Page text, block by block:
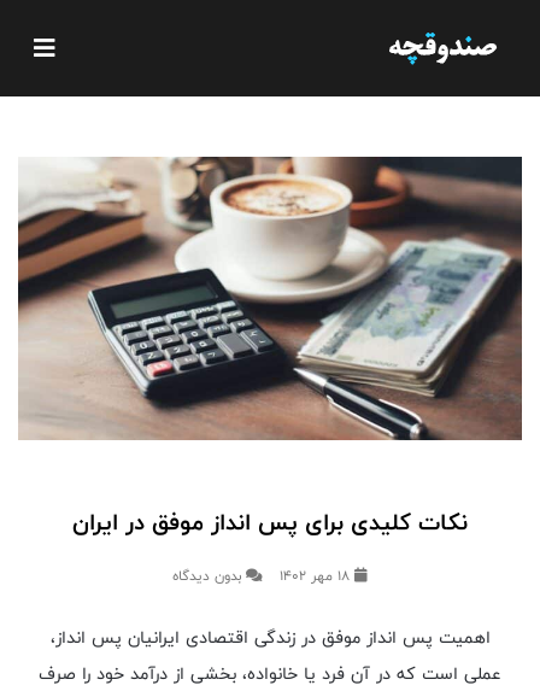
نکات کلیدی برای پس انداز موفق در ایران
بدون دیدگاه
اهمیت پس انداز موفق در زندگی اقتصادی ایرانیان پس انداز،
عملی است که در آن فرد یا خانواده، بخشی از درآمد خود را صرف